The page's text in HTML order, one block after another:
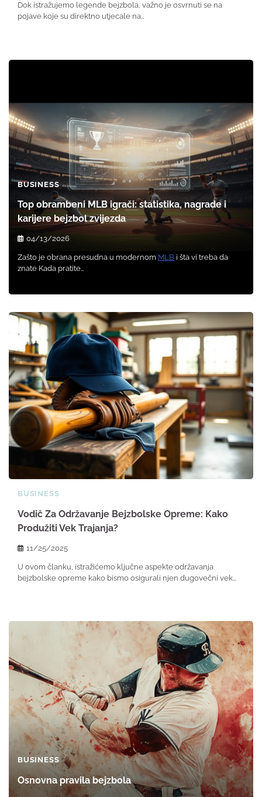
Dok istražujemo legende bejzbola, važno je osvrnuti se na
pojave koje su direktno utjecale na…
BUSINESS
Top obrambeni MLB igrači: statistika, nagrade i
karijere bejzbol zvijezda
04/13/2026
Zašto je obrana presudna u modernom MLB i šta vi treba da
znate Kada pratite…
BUSINESS
Vodič Za Održavanje Bejzbolske Opreme: Kako
Produžiti Vek Trajanja?
11/25/2025
U ovom članku, istražićemo ključne aspekte održavanja
bejzbolske opreme kako bismo osigurali njen dugovečni vek…
BUSINESS
Osnovna pravila bejzbola